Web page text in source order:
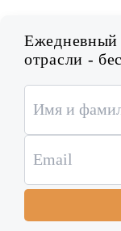
Ежедневный
отрасли -